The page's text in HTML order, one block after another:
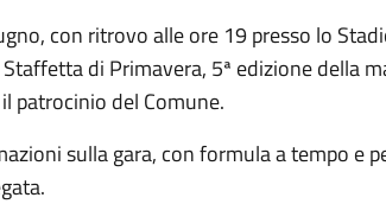
con ritrovo alle ore 19 presso lo
di Primavera, 5ª edizione della
patrocinio del Comune.
sulla gara, con formula a tempo e